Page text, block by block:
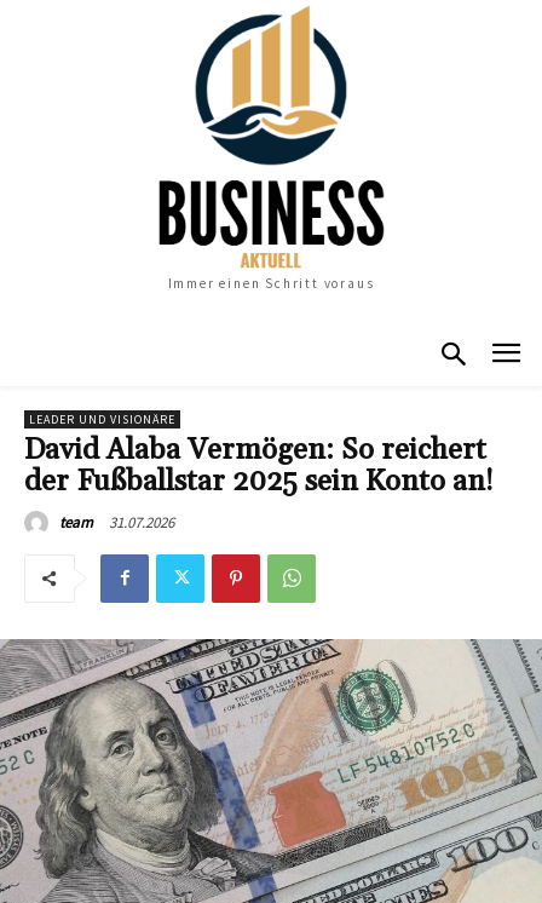
Immer einen Schritt voraus
LEADER UND VISIONÄRE
David Alaba Vermögen: So reichert
der Fußballstar 2025 sein Konto an!
team 31.07.2026